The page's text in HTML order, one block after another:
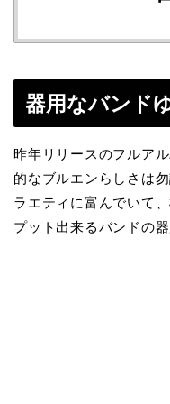
器用なバンド
昨年リリースのフルア
的なブルエンらしさは
ラエティに富んでいて
プット出来るバンドの